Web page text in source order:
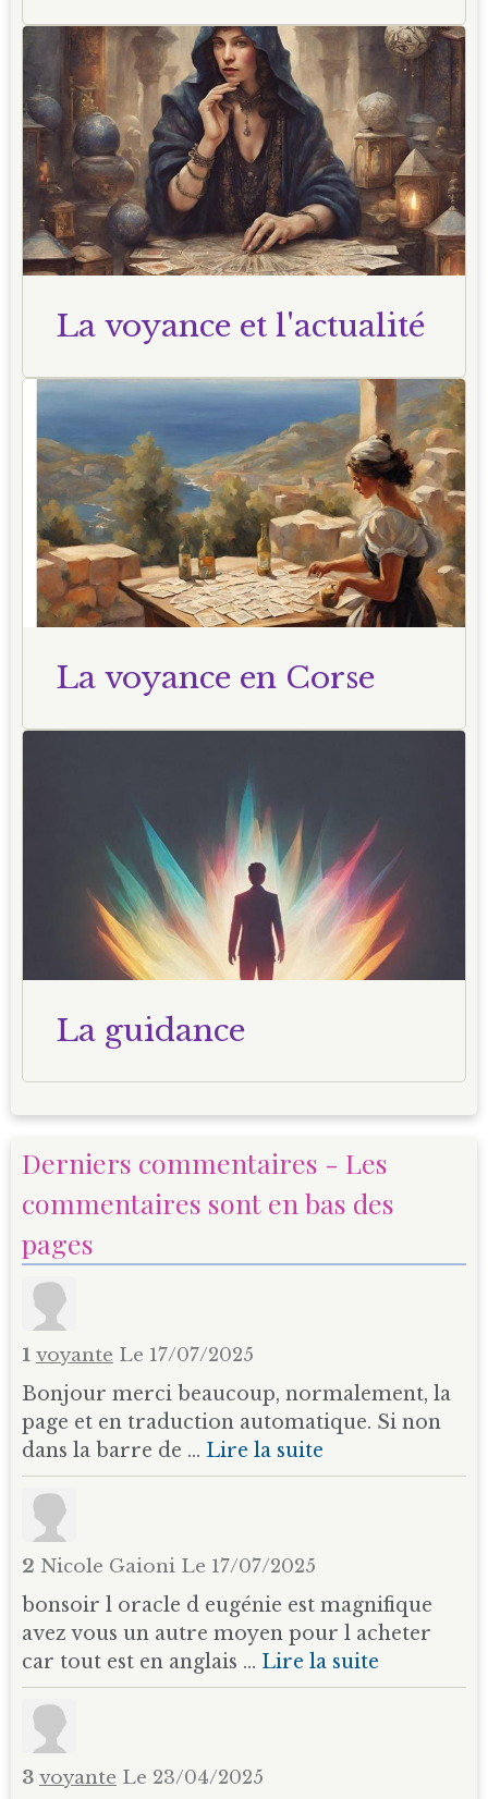
La voyance et l'actualité
La voyance en Corse
La guidance
Derniers commentaires - Les
commentaires sont en bas des
pages
1 voyante Le 17/07/2025
Bonjour merci beaucoup, normalement, la
page et en traduction automatique. Si non
dans la barre de ... Lire la suite
2 Nicole Gaioni Le 17/07/2025
bonsoir l oracle d eugénie est magnifique
avez vous un autre moyen pour l acheter
car tout est en anglais ... Lire la suite
3 voyante Le 23/04/2025